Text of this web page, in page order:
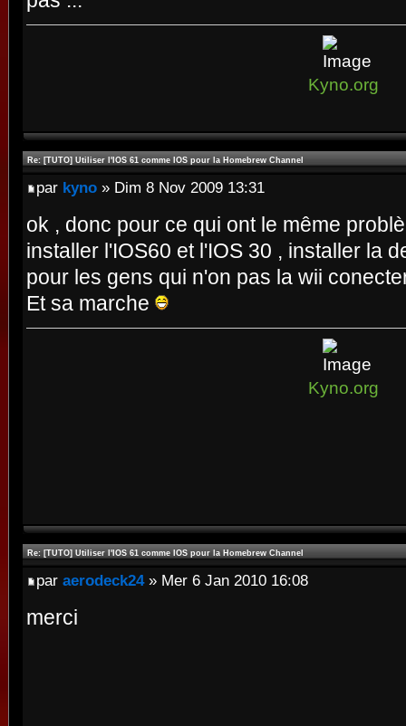
Kyno.org
Re: [TUTO] Utiliser l'IOS 61 comme IOS pour la Homebrew Channel
par kyno » Dim 8 Nov 2009 13:31
ok , donc pour ce qui ont le même
installer l'IOS60 et l'IOS 30 , installer la
pour les gens qui n'on pas la wii
Et sa marche
Kyno.org
Re: [TUTO] Utiliser l'IOS 61 comme IOS pour la Homebrew Channel
par aerodeck24» Mer 6 Jan 2010 16:08
merci